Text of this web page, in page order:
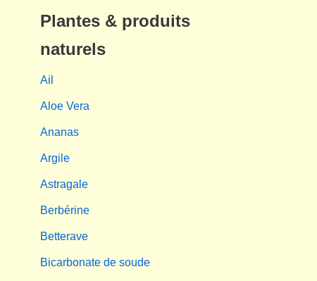
Plantes & produits
naturels
Ail
Aloe Vera
Ananas
Argile
Astragale
Berbérine
Betterave
Bicarbonate de soude